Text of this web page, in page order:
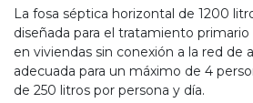
La fosa séptica horizontal de 1200
diseñada para el tratamiento
en viviendas sin conexión a la red de
adecuada para un máximo de 4
de 250 litros por persona y día.